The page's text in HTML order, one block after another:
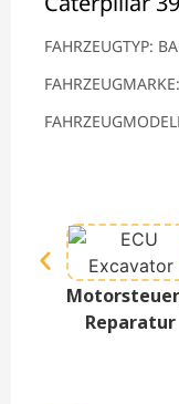
FAHRZEUGTYP:
Reparatur